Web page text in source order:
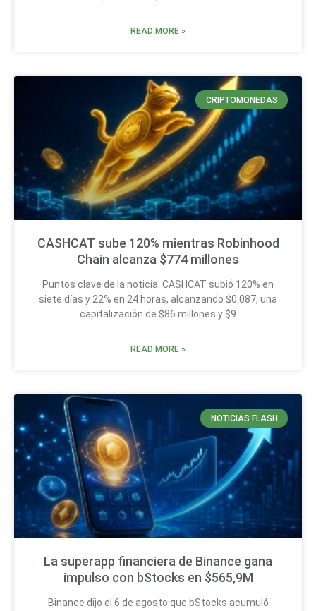
READ MORE »
CRIPTOMONEDAS
CASHCAT sube 120% mientras Robinhood
Chain alcanza $774 millones
Puntos clave de la noticia: CASHCAT subió 120% en
siete días y 22% en 24 horas, alcanzando $0.087, una
capitalización de $86 millones y $9
READ MORE »
NOTICIAS FLASH
La superapp financiera de Binance gana
impulso con bStocks en $565,9M
Binance dijo el 6 de agosto que bStocks acumuló